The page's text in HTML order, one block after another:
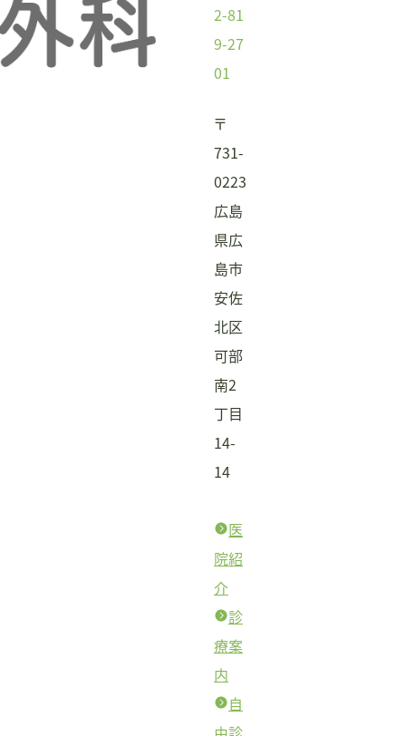
2-81
9-27
01
〒
731-
0223
広島
県広
島市
安佐
北区
可部
南2
丁目
14-
14
医
院紹
介
診
療案
内
自